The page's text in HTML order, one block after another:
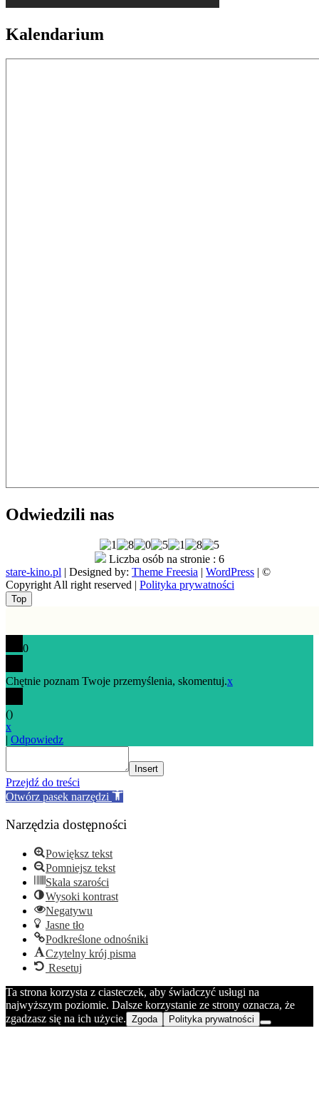
Kalendarium
Odwiedzili nas
Liczba osób na stronie : 6
stare-kino.pl | Designed by: Theme Freesia | WordPress | ©
Copyright All right reserved | Polityka prywatności
Go
to
Top
0
Chętnie poznam Twoje przemyślenia, skomentuj.x
()
x
| Odpowiedz
Insert
Przejdź do treści
Otwórz pasek narzędzi
Narzędzia dostępności
Powiększ tekst
Pomniejsz tekst
Skala szarości
Wysoki kontrast
Negatywu
Jasne tło
Podkreślone odnośniki
Czytelny krój pisma
Resetuj
Ta strona korzysta z ciasteczek, aby świadczyć usługi na
najwyższym poziomie. Dalsze korzystanie ze strony oznacza, że
zgadzasz się na ich użycie. Zgoda Polityka prywatności